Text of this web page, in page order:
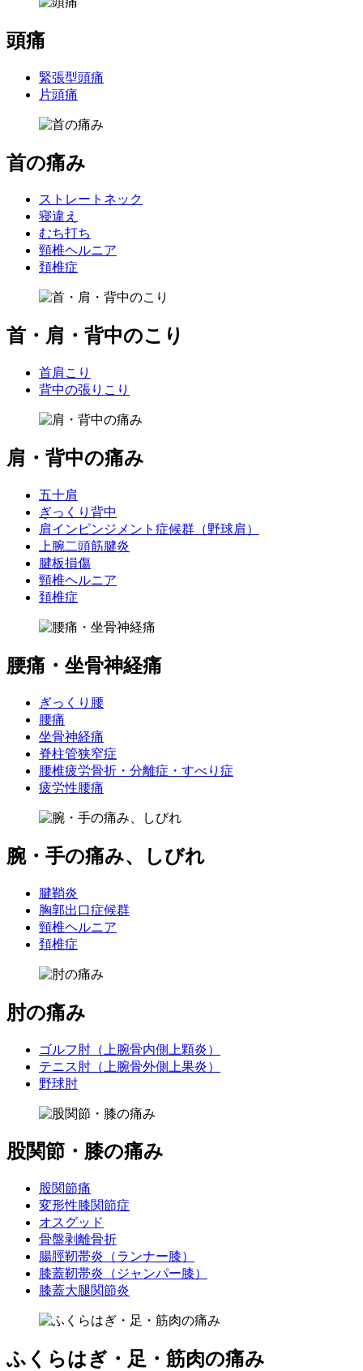
頭痛
緊張型頭痛
片頭痛
首の痛み
ストレートネック
寝違え
むち打ち
頸椎ヘルニア
頚椎症
首・肩・背中のこり
首肩こり
背中の張りこり
肩・背中の痛み
五十肩
ぎっくり背中
肩インピンジメント症候群（野球肩）
上腕二頭筋腱炎
腱板損傷
頸椎ヘルニア
頚椎症
腰痛・坐骨神経痛
ぎっくり腰
腰痛
坐骨神経痛
脊柱管狭窄症
腰椎疲労骨折・分離症・すべり症
疲労性腰痛
腕・手の痛み、しびれ
腱鞘炎
胸郭出口症候群
頸椎ヘルニア
頚椎症
肘の痛み
ゴルフ肘（上腕骨内側上顆炎）
テニス肘（上腕骨外側上果炎）
野球肘
股関節・膝の痛み
股関節痛
変形性膝関節症
オスグッド
骨盤剥離骨折
腸脛靭帯炎（ランナー膝）
膝蓋靭帯炎（ジャンパー膝）
膝蓋大腿関節炎
ふくらはぎ・足・筋肉の痛み